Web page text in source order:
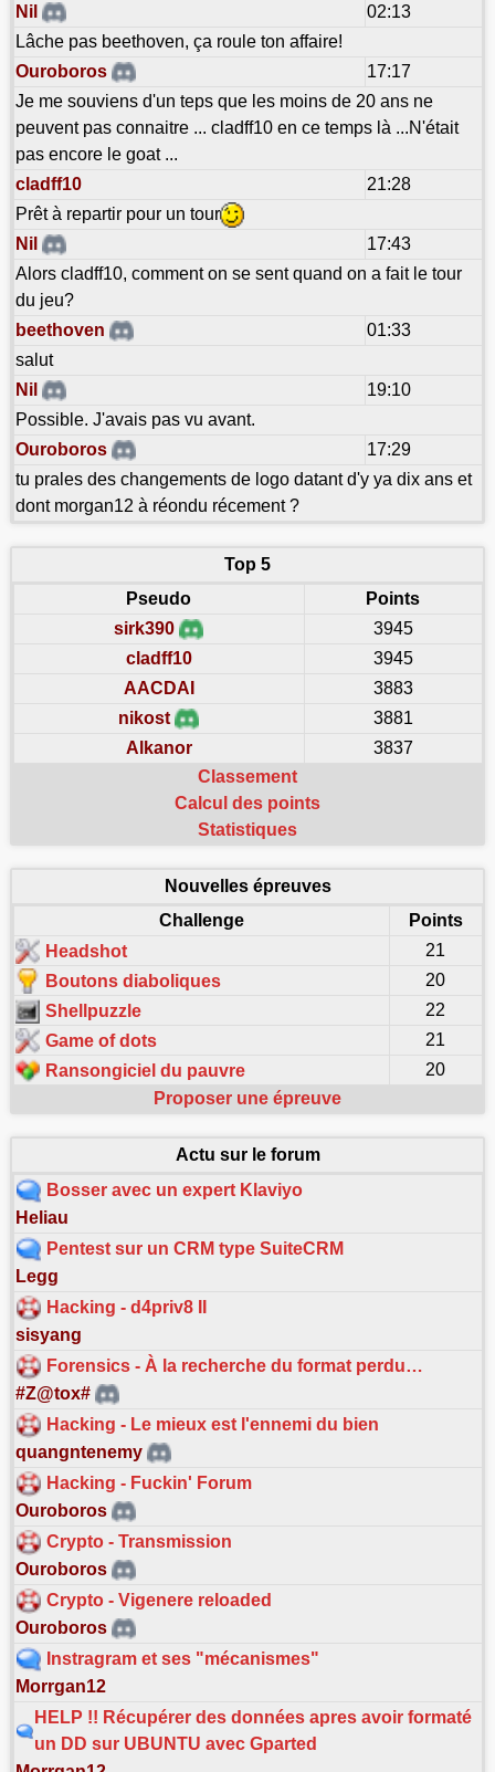
Nil
02:13
Lâche pas beethoven, ça roule ton affaire!
Ouroboros
17:17
Je me souviens d'un teps que les moins de 20 ans ne
peuvent pas connaitre ... cladff10 en ce temps là ...N'était
pas encore le goat ...
cladff10
21:28
Prêt à repartir pour un tour
Nil
17:43
Alors cladff10, comment on se sent quand on a fait le tour
du jeu?
beethoven
01:33
salut
Nil
19:10
Possible. J'avais pas vu avant.
Ouroboros
17:29
tu prales des changements de logo datant d'y ya dix ans et
dont morgan12 à réondu récement ?
Top 5
Pseudo
Points
sirk390
3945
cladff10
3945
AACDAI
3883
nikost
3881
Alkanor
3837
Classement
Calcul des points
Statistiques
Nouvelles épreuves
Challenge
Points
Headshot
21
Boutons diaboliques
20
Shellpuzzle
22
Game of dots
21
Ransongiciel du pauvre
20
Proposer une épreuve
Actu sur le forum
Bosser avec un expert Klaviyo
Heliau
Pentest sur un CRM type SuiteCRM
Legg
Hacking - d4priv8 II
sisyang
Forensics - À la recherche du format perdu…
#Z@tox#
Hacking - Le mieux est l'ennemi du bien
quangntenemy
Hacking - Fuckin' Forum
Ouroboros
Crypto - Transmission
Ouroboros
Crypto - Vigenere reloaded
Ouroboros
Instragram et ses "mécanismes"
Morrgan12
HELP !! Récupérer des données apres avoir formaté
un DD sur UBUNTU avec Gparted